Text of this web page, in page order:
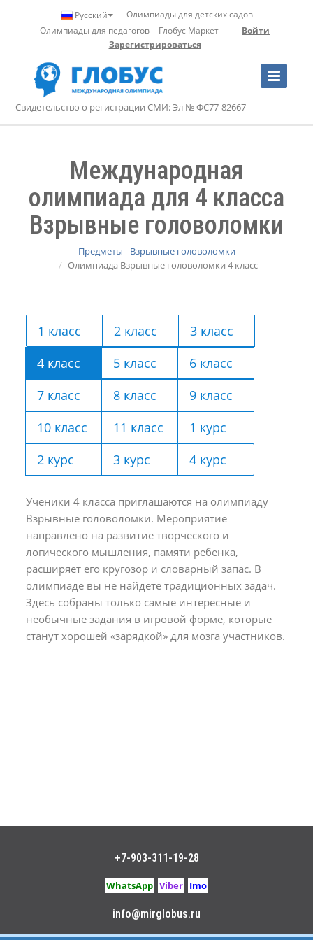
Русский
Олимпиады для детских садов
Олимпиады для педагогов
Глобус Маркет
Войти
Зарегистрироваться
Toggle
Navigation
Свидетельство о регистрации СМИ: Эл № ФС77-82667
Международная
олимпиада для 4 класса
Взрывные головоломки
Предметы - Взрывные головоломки
Олимпиада Взрывные головоломки 4 класс
1 класс 2 класс
3 класс
4 класс
5 класс
6 класс
7 класс
8 класс
9 класс
10 класс
11 класс
1 курс
2 курс
3 курс 4 курс
Ученики 4 класса приглашаются на олимпиаду
Взрывные головоломки. Мероприятие
направлено на развитие творческого и
логического мышления, памяти ребенка,
расширяет его кругозор и словарный запас. В
олимпиаде вы не найдете традиционных задач.
Здесь собраны только самые интересные и
необычные задания в игровой форме, которые
станут хорошей «зарядкой» для мозга участников.
+7-903-311-19-28
WhatsApp Viber Imo
info@mirglobus.ru